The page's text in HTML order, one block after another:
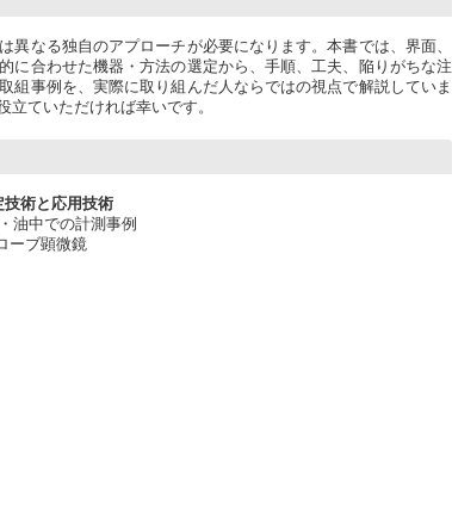
なる独自のアプローチが必要になります。本書では、界面、
に合わせた機器・方法の選定から、手順、工夫、陥りがちな注
組事例を、実際に取り組んだ人ならではの視点で解説していま
ていただければ幸いです。
術と応用技術
油中での計測事例
ーブ顕微鏡